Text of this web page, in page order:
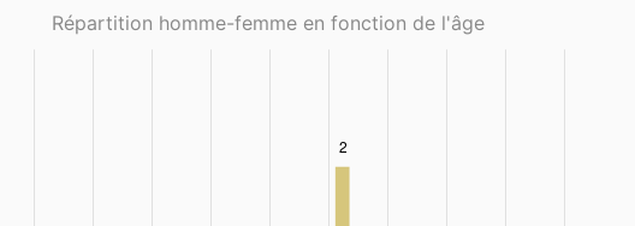
Répartition homme-femme en fonction de l'âge